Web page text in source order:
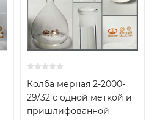
Колба мерная 2-2000-
29/32 с одной меткой и
пришлифованной